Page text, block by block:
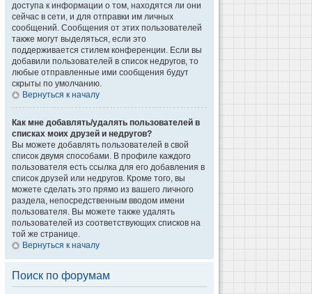
доступа к информации о том, находятся ли они
сейчас в сети, и для отправки им личных
сообщений. Сообщения от этих пользователей
также могут выделяться, если это
поддерживается стилем конференции. Если вы
добавили пользователей в список недругов, то
любые отправленные ими сообщения будут
скрыты по умолчанию.
Вернуться к началу
Как мне добавлять/удалять пользователей в
списках моих друзей и недругов?
Вы можете добавлять пользователей в свой
список двумя способами. В профиле каждого
пользователя есть ссылка для его добавления в
список друзей или недругов. Кроме того, вы
можете сделать это прямо из вашего личного
раздела, непосредственным вводом имени
пользователя. Вы можете также удалять
пользователей из соответствующих списков на
той же странице.
Вернуться к началу
Поиск по форумам